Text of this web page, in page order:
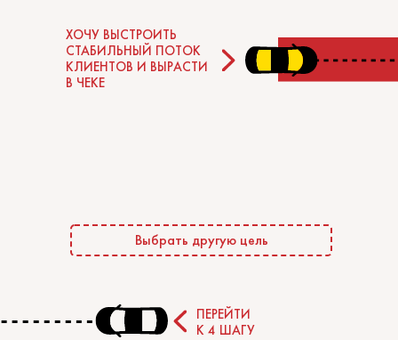
ПЕРЕЙТИ
К 4 ШАГУ
Выбрать другую цель
ХОЧУ ВЫСТРОИТЬ
СТАБИЛЬНЫЙ ПОТОК
КЛИЕНТОВ И ВЫРАСТИ
В ЧЕКЕ